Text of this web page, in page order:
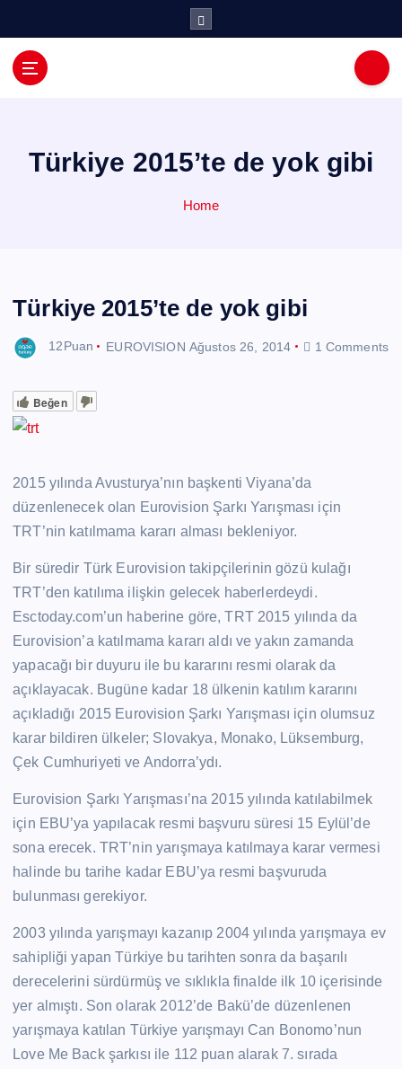
Türkiye 2015’te de yok gibi
Home
Türkiye 2015’te de yok gibi
12Puan EUROVISION Ağustos 26, 2014 1 Comments
Beğen
2015 yılında Avusturya’nın başkenti Viyana’da
düzenlenecek olan Eurovision Şarkı Yarışması için
TRT’nin katılmama kararı alması bekleniyor.
Bir süredir Türk Eurovision takipçilerinin gözü kulağı
TRT’den katılıma ilişkin gelecek haberlerdeydi.
Esctoday.com’un haberine göre, TRT 2015 yılında da
Eurovision’a katılmama kararı aldı ve yakın zamanda
yapacağı bir duyuru ile bu kararını resmi olarak da
açıklayacak. Bugüne kadar 18 ülkenin katılım kararını
açıkladığı 2015 Eurovision Şarkı Yarışması için olumsuz
karar bildiren ülkeler; Slovakya, Monako, Lüksemburg,
Çek Cumhuriyeti ve Andorra’ydı.
Eurovision Şarkı Yarışması’na 2015 yılında katılabilmek
için EBU’ya yapılacak resmi başvuru süresi 15 Eylül’de
sona erecek. TRT’nin yarışmaya katılmaya karar vermesi
halinde bu tarihe kadar EBU’ya resmi başvuruda
bulunması gerekiyor.
2003 yılında yarışmayı kazanıp 2004 yılında yarışmaya ev
sahipliği yapan Türkiye bu tarihten sonra da başarılı
derecelerini sürdürmüş ve sıklıkla finalde ilk 10 içerisinde
yer almıştı. Son olarak 2012’de Bakü’de düzenlenen
yarışmaya katılan Türkiye yarışmayı Can Bonomo’nun
Love Me Back şarkısı ile 112 puan alarak 7. sırada